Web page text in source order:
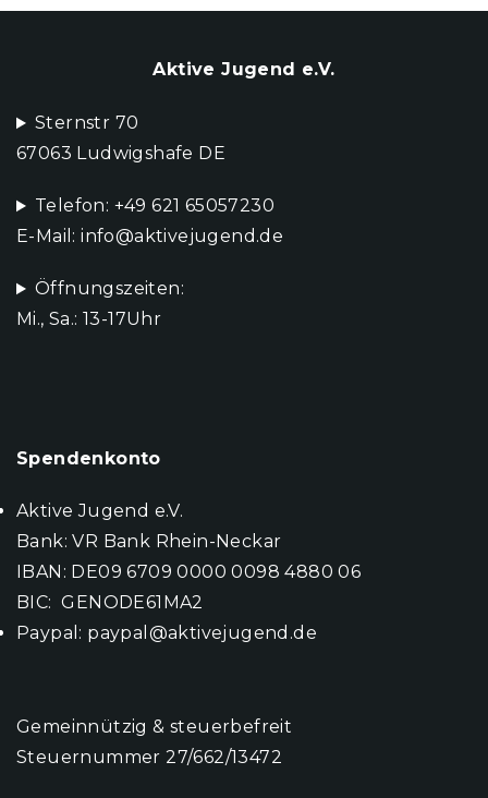
Aktive Jugend e.V.
Sternstr 70
67063 Ludwigshafe DE
Telefon: +49 621 65057230
E-Mail: info@aktivejugend.de
Öffnungszeiten:
Mi., Sa.: 13-17Uhr
Spendenkonto
Aktive Jugend e.V.
Bank: VR Bank Rhein-Neckar
IBAN: DE09 6709 0000 0098 4880 06
BIC: GENODE61MA2
Paypal: paypal@aktivejugend.de
Gemeinnützig & steuerbefreit
Steuernummer 27/662/13472